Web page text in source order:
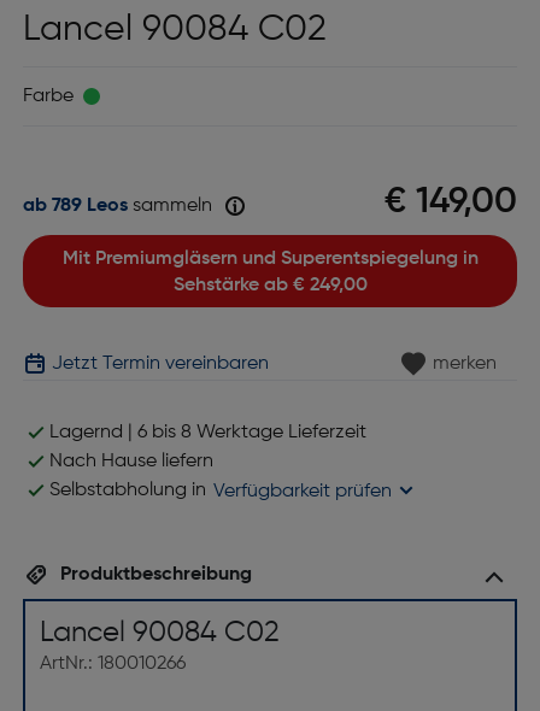
Lancel 90084 C02
Farbe
€ 149,00
ab 789 Leossammeln
Mit Premiumgläsern und Superentspiegelung in
Sehstärke ab € 249,00
Jetzt Termin vereinbaren merken
Lagernd | 6 bis 8 Werktage Lieferzeit
Nach Hause liefern
Selbstabholung in Verfügbarkeit prüfen
Produktbeschreibung
Lancel 90084 C02
ArtNr.: 180010266